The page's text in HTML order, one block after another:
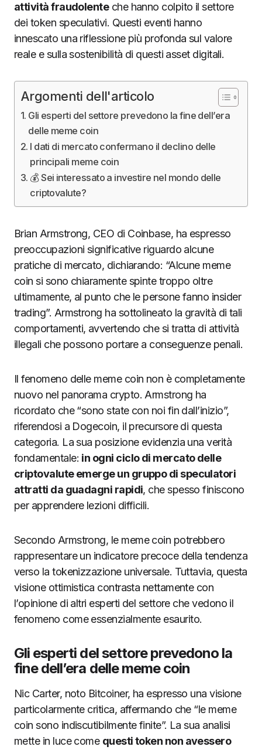
attività fraudolenteche hanno colpito il settore
dei token speculativi. Questi eventi hanno
innescato una riflessione più profonda sul valore
reale e sulla sostenibilità di questi asset digitali.
Argomenti dell'articolo
Gli esperti del settore prevedono la fine dell’era
delle meme coin
I dati di mercato confermano il declino delle
principali meme coin
💰 Sei interessato a investire nel mondo delle
criptovalute?
Brian Armstrong, CEO di Coinbase, ha espresso
preoccupazioni significative riguardo alcune
pratiche di mercato, dichiarando: “Alcune meme
coin si sono chiaramente spinte troppo oltre
ultimamente, al punto che le persone fanno insider
trading”. Armstrong ha sottolineato la gravità di tali
comportamenti, avvertendo che si tratta di attività
illegali che possono portare a conseguenze penali.
Il fenomeno delle meme coin non è completamente
nuovo nel panorama crypto. Armstrong ha
ricordato che “sono state con noi fin dall’inizio”,
riferendosi a Dogecoin, il precursore di questa
categoria. La sua posizione evidenzia una verità
fondamentale: in ogni ciclo di mercato delle
criptovalute emerge un gruppo di speculatori
attratti da guadagni rapidi, che spesso finiscono
per apprendere lezioni difficili.
Secondo Armstrong, le meme coin potrebbero
rappresentare un indicatore precoce della tendenza
verso la tokenizzazione universale. Tuttavia, questa
visione ottimistica contrasta nettamente con
l’opinione di altri esperti del settore che vedono il
fenomeno come essenzialmente esaurito.
Gli esperti del settore prevedono la
fine dell’era delle meme coin
Nic Carter, noto Bitcoiner, ha espresso una visione
particolarmente critica, affermando che “le meme
coin sono indiscutibilmente finite”. La sua analisi
mette in luce come questi token non avessero